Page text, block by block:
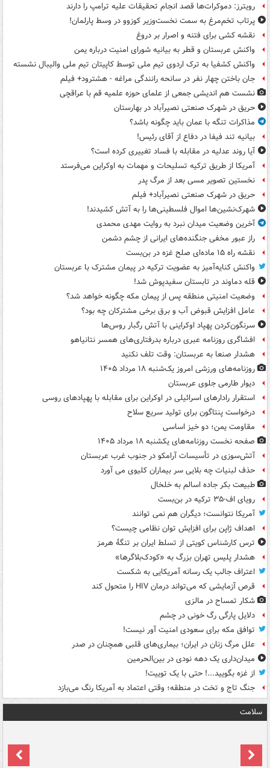
رویترز: دموکرات‌ها قصد انجام تحقیقات علیه ترامپ را دارند
پرتاب تخم‌مرغ به سمت نخست‌وزیر کوزوو در وسط پارلمان!
نقشه کشی برای فتنه و اصرار بر دروغ
واکنش عربستان و قطر به بیانیه شورای امنیت درباره یمن
واکنش کشفیا به ترک اردوی تیم ملی توسط کاپیتان تیم ملی والیبال نشسته
جان باختن چهار نفر در سانحه رانندگی مراغه - هشترود+ فیلم
نشست هم اندیشی جمعی از علمای حوزه علمیه قم با عراقچی
حریق در شهرک صنعتی نصیرآباد در بهارستان
مذاکرات تنگه با عمان باید چگونه باشد؟
بیانیه تند فیفا در دفاع از آقای رئیس!
آیا روند عدلیه در مقابله با فساد تغییری کرده است؟
آمریکا از طریق ترکیه تسلیحات و مهمات به اوکراین می‌فرستد
نخستین تصویر مسی بعد از مرگ پدر
حریق در شهرک صنعتی نصیرآباد+ فیلم
شهرک‌نشین‌ها اموال فلسطینی‌ها را به آتش کشیدند!
آخرین وضعیت میدان نبرد به روایت مهدی محمدی
راز عبور مخفی جنگنده‌های ایرانی از چشم دشمن
نقشه راه ۱۵ ماده‌ای صلح غزه در بن‌بست
واکنش کنایه‌آمیز به عضویت ترکیه در پیمان مشترک با عربستان
قله دماوند در تابستان سفیدپوش شد!
وضعیت امنیتی منطقه پس از پیمان مکه چگونه خواهد شد؟
عامل افزایش قبوض آب و برق برخی مشترکان چه بود؟
سرنگون‌کردن پهپاد اوکراینی با آتش رگبار روس‌ها
افشاگری روزنامه عبری درباره بدرفتاری‌های همسر نتانیاهو
هشدار صنعا به عربستان: وقت تلف نکنید
روزنامه‌های ورزشی امروز یک‌شنبه ۱۸ مرداد ۱۴۰۵
دیوار طارمی جلوی عربستان
استقرار رادارهای اسرائیلی در اوکراین برای مقابله با پهپادهای روسی
درخواست پنتاگون برای تولید سریع سلاح
مقاومت یمن؛ دو خیز اساسی
صفحه نخست روزنامه‌های یکشنبه ۱۸ مرداد ۱۴۰۵
آتش‌سوزی در تأسیسات آرامکو در جنوب غرب عربستان
حذف لبنیات چه بلایی سر بیماران کلیوی می آورد
طبیعت بکر جاده اسالم به خلخال
رویای اف-۳۵ ترکیه در بن‌بست
آمریکا نتوانست؛ دیگران هم نمی توانند
اهداف ژاپن برای افزایش توان نظامی چیست؟
ترس کارشناس کویتی از تسلط ایران بر تنگۀ هرمز
هشدار پلیس تهران بزرگ به «کودک‌بلاگرها»
اعتراف جالب یک رسانه آمریکایی به شکست
قرص آزمایشی که می‌تواند درمان HIV را متحول کند
شکار تمساح در مالزی
دلایل پارگی رگ خونی در چشم
توافق مکه برای سعودی امنیت آور نیست!
علل مرگ زنان در ایران؛ بیماری‌های قلبی همچنان در صدر
میدان‌داری یک دهه نودی در بین‌الحرمین
از غزه بگویید...! حتی با یک توییت!
جنگ تاج و تخت در منطقه؛ وقتی اعتماد به آمریکا رنگ می‌بازد
سلامت